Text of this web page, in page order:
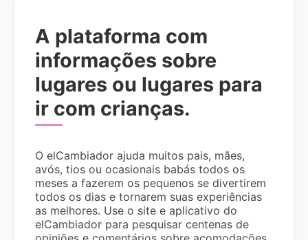
A plataforma com
informações sobre
lugares ou lugares para
ir com crianças.
O elCambiador ajuda muitos pais, mães,
avós, tios ou ocasionais babás todos os
meses a fazerem os pequenos se divertirem
todos os dias e tornarem suas experiências
as melhores. Use o site e aplicativo do
elCambiador para pesquisar centenas de